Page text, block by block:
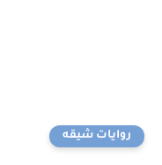
روايات شيقه